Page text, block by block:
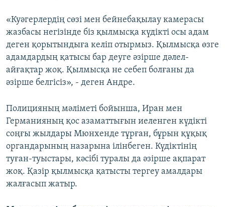
«Куәгерлердің сөзі мен бейнебақылау камерасы
жазбасы негізінде біз қылмысқа күдікті осы адам
деген қорытындыға келіп отырмыз. Қылмысқа өзге
адамдардың қатысы бар деуге әзірше дәлел-
айғақтар жоқ. Қылмысқа не себеп болғаны да
әзірше белгісіз», - деген Андре.
Полицияның мәліметі бойынша, Иран мен
Германияның қос азаматтығын иеленген күдікті
соңғы жылдары Мюнхенде тұрған, бұрын құқық
органдарының назарына ілінбеген. Күдіктінің
туған-туыстары, кәсібі туралы да әзірше ақпарат
жоқ. Қазір қылмысқа қатысты тергеу амалдары
жалғасып жатыр.